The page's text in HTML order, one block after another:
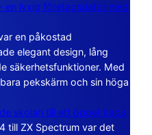
en lyxig företagsdator med
en påkostad
elegant design, lång
säkerhetsfunktioner. Med
pekskärm och sin höga
skolan till ett öppet kaos
till ZX Spectrum var det